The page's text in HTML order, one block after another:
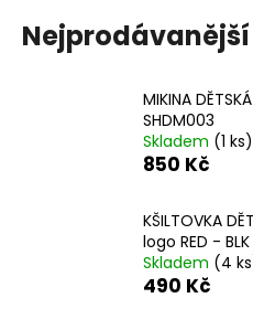
Nejprodávanější
MIKINA
SHDM003
Skladem (1 ks)
850 Kč
KŠILTOVKA
logo RED -
Skladem (4
490 Kč
j
e